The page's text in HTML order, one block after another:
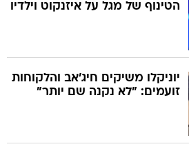
הטינוף של מגל על איזנקוט וילדיו
יוניקלו משיקים חיג'אב והלקוחות
זועמים: "לא נקנה שם יותר"